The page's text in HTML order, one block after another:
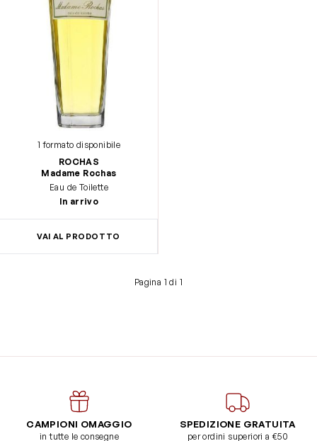
1 formato disponibile
ROCHAS
Madame Rochas
Eau de Toilette
In arrivo
VAI AL PRODOTTO
Pagina 1 di 1
CAMPIONI OMAGGIO
in tutte le consegne
SPEDIZIONE GRATUITA
per ordini superiori a €50